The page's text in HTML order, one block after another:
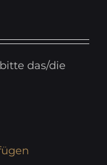
das/die